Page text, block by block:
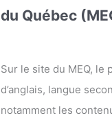
du Québec
Sur le site du MEQ, le
d’anglais, langue
notamment les